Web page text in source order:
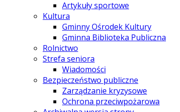
Artykuły sportowe
Kultura
Gminny Ośrodek Kultury
Gminna Biblioteka Publiczna
Rolnictwo
Strefa seniora
Wiadomości
Bezpieczeństwo publiczne
Zarządzanie kryzysowe
Ochrona przeciwpożarowa